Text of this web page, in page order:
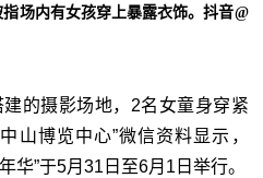
场内有女孩穿上暴露衣饰。抖音@
的摄影场地，2名女童身穿紧
山博览中心”微信资料显示，
华”于5月31日至6月1日举行。